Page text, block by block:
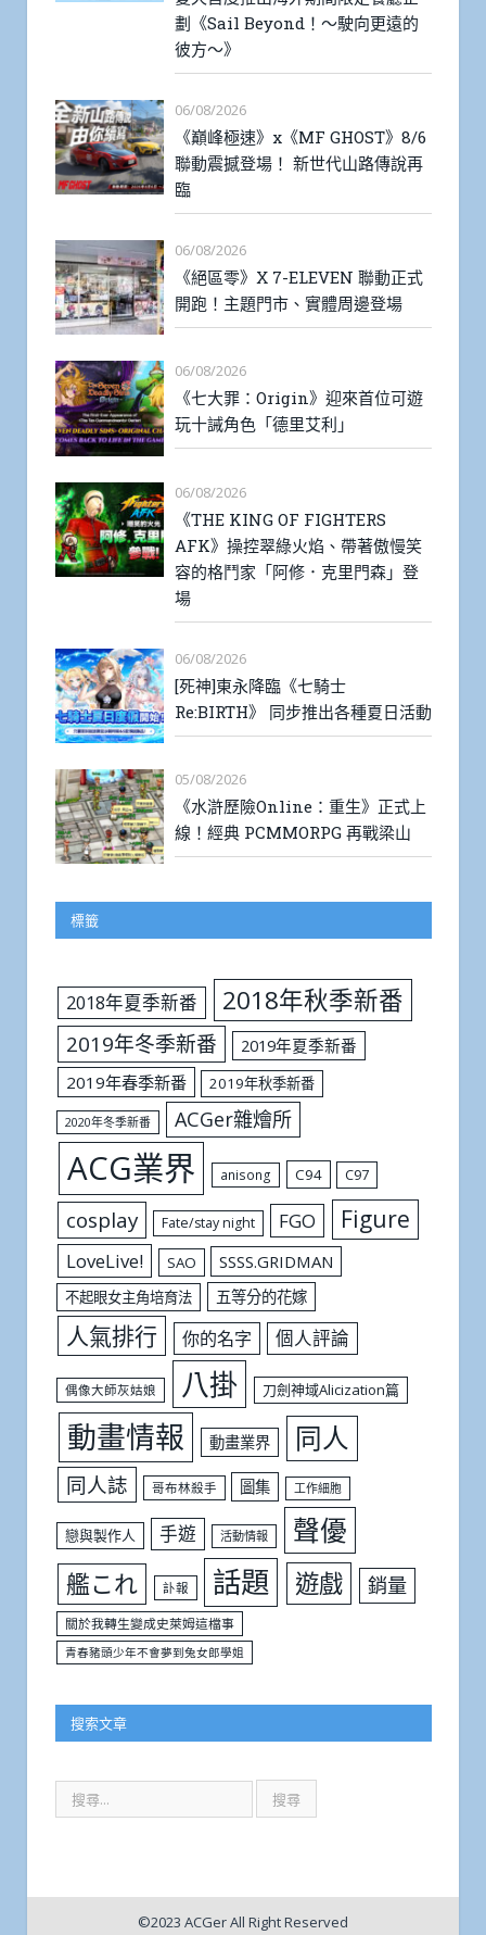
劃《Sail Beyond！～駛向更遠的
彼方～》
06/08/2026
《巔峰極速》x《MF GHOST》8/6
聯動震撼登場！ 新世代山路傳說再
臨
06/08/2026
《絕區零》X 7-ELEVEN 聯動正式
開跑！主題門市、實體周邊登場
06/08/2026
《七大罪：Origin》迎來首位可遊
玩十誡角色「德里艾利」
06/08/2026
《THE KING OF FIGHTERS
AFK》操控翠綠火焰、帶著傲慢笑
容的格鬥家「阿修．克里門森」登
場
06/08/2026
[死神]東永降臨《七騎士
Re:BIRTH》 同步推出各種夏日活動
05/08/2026
《水滸歷險Online：重生》正式上
線！經典 PCMMORPG 再戰梁山
標籤
2018年夏季新番 2018年秋季新番
2019年冬季新番
2019年夏季新番
2019年春季新番
2019年秋季新番
2020年冬季新番 ACGer雜燴所
ACG業界 anisong C94 C97
cosplay Fate/stay night FGO Figure
LoveLive! SAO SSSS.GRIDMAN
不起眼女主角培育法 五等分的花嫁
人氣排行 你的名字 個人評論
偶像大師灰姑娘 八掛 刀劍神域Alicization篇
動畫情報 動畫業界 同人
同人誌 哥布林殺手 圖集 工作細胞
戀與製作人 手遊 活動情報 聲優
艦これ 訃報 話題 遊戲 銷量
關於我轉生變成史萊姆這檔事
青春豬頭少年不會夢到兔女郎學姐
搜索文章
©2023 ACGer All Right Reserved